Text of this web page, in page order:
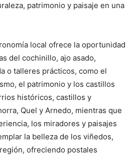
patrimonio y paisaje en una
local ofrece la oportunidad
del cochinillo, ajo asado,
o talleres prácticos, como el
el patrimonio y los castillos
históricos, castillos y
Quel y Arnedo, mientras que
los miradores y paisajes
la belleza de los viñedos,
ofreciendo postales